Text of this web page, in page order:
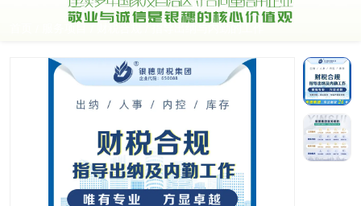
全国服务热线
0991-3822222
新疆乌市新医路89号新星大厦14楼